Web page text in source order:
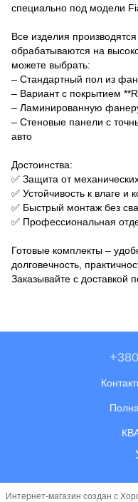
специально под модели
Все изделия
обрабатываются на
можете выбрать:
– Стандартный пол из
– Вариант с покрытием
– Ламинированную
– Стеновые панели с
авто
Достоинства:
✅ Защита от
✅ Устойчивость к влаге и
✅ Быстрый монтаж без
✅ Профессиональная
Готовые комплекты –
долговечность,
Заказывайте с доставкой
Интернет-магазин создан с